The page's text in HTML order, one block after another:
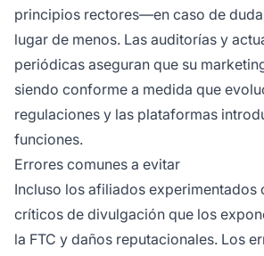
principios rectores—en caso de
lugar de menos. Las auditorías y
periódicas aseguran que su
siendo conforme a medida que
regulaciones y las plataformas
funciones.
Errores comunes a evitar
Incluso los afiliados experimentados
críticos de divulgación que los
la FTC y daños reputacionales. Los